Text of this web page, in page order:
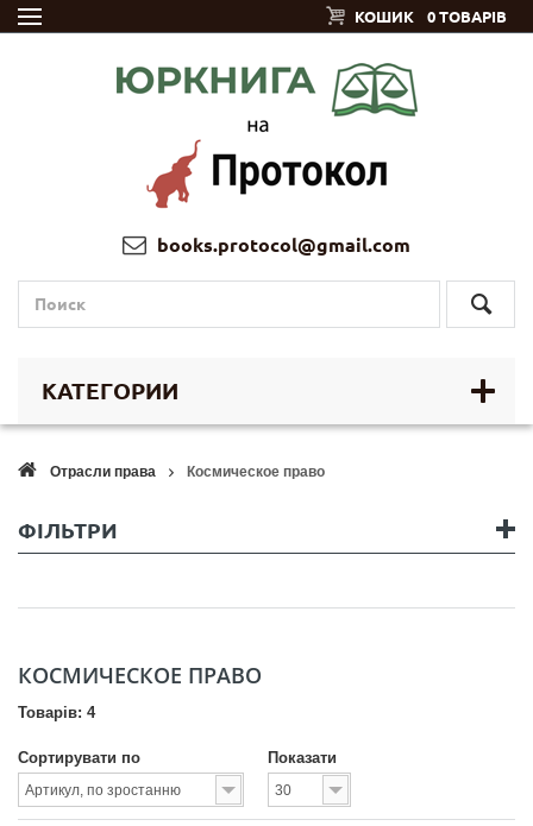
КОШИК 0 ТОВАРІВ
books.protocol@gmail.com
КАТЕГОРИИ
Отрасли права Космическое право
ФІЛЬТРИ
КОСМИЧЕСКОЕ ПРАВО
Товарів: 4
Сортирувати по Показати